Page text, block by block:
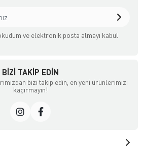
ve elektronik posta almayı kabul
BIZI TAKIP EDIN
bizi takip edin, en yeni ürünlerimizi
kaçırmayın!